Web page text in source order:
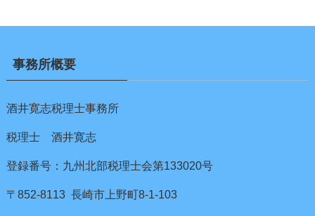
事務所概要
酒井寛志税理士事務所
税理士 酒井寛志
登録番号：九州北部税理士会第133020号
〒852-8113 長崎市上野町8-1-103